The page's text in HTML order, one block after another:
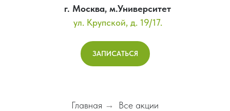
г. Москва, м.Университет
ул. Крупской, д. 19/17.
ЗАПИСАТЬСЯ
Главная → Все акции